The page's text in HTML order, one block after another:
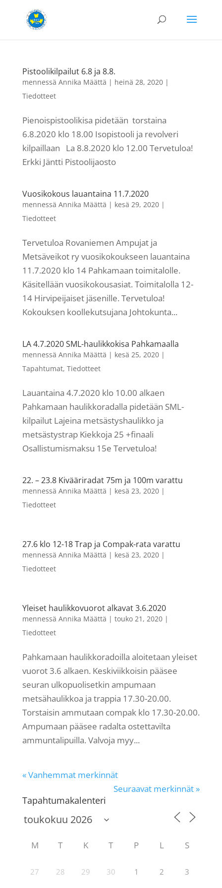
Pistoolikilpailut 6.8 ja 8.8.
mennessä Annika Määttä | heinä 28, 2020|
Tiedotteet
Pienoispistoolikisa pidetään torstaina
6.8.2020 klo 18.00 Isopistooli ja revolveri
kilpaillaan La 8.8.2020 klo 12.00 Tervetuloa!
Erkki Jäntti Pistoolijaosto
Vuosikokous lauantaina 11.7.2020
mennessä Annika Määttä | kesä 29, 2020|
Tiedotteet
Tervetuloa Rovaniemen Ampujat ja
Metsäveikot ry vuosikokoukseen lauantaina
11.7.2020 klo 14 Pahkamaan toimitalolle.
Käsitellään vuosikokousasiat. Toimitalolla 12-
14 Hirvipeijaiset jäsenille. Tervetuloa!
Kokouksen koollekutsujana Johtokunta...
LA 4.7.2020 SML-haulikkokisa Pahkamaalla
mennessä Annika Määttä | kesä 25, 2020|
Tapahtumat, Tiedotteet
Lauantaina 4.7.2020 klo 10.00 alkaen
Pahkamaan haulikkoradalla pidetään SML-
kilpailut Lajeina metsästyshaulikko ja
metsästystrap Kiekkoja 25 +finaali
Osallistumismaksu 15e Tervetuloa!
22. – 23.8 Kivääriradat 75m ja 100m varattu
mennessä Annika Määttä | kesä 23, 2020|
Tiedotteet
27.6 klo 12-18 Trap ja Compak-rata varattu
mennessä Annika Määttä | kesä 23, 2020|
Tiedotteet
Yleiset haulikkovuorot alkavat 3.6.2020
mennessä Annika Määttä | touko 21, 2020|
Tiedotteet
Pahkamaan haulikkoradoilla aloitetaan yleiset
vuorot 3.6 alkaen. Keskiviikkoisin pääsee
seuran ulkopuolisetkin ampumaan
metsähaulikkoa ja trappia 17.30-20.00.
Torstaisin ammutaan compak klo 17.30-20.00.
Ampumaan pääsee radalta ostettavilta
ammuntalipuilla. Valvoja myy...
« Vanhemmat merkinnät
Seuraavat merkinnät »
Tapahtumakalenteri
M T K T P L S
27 28 29 30 1 2 3